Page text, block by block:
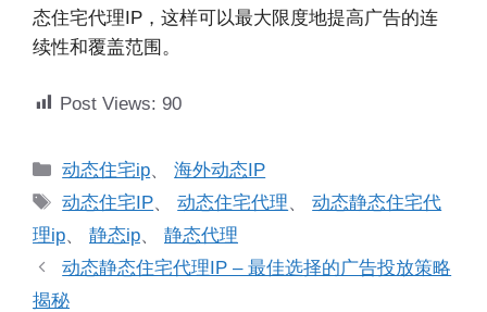
态住宅代理IP，这样可以最大限度地提高广告的连
续性和覆盖范围。
Post Views: 90
分
类
动态住宅ip、海外动态IP
标
动态住宅IP、动态住宅代理、动态静态住宅代
理ip、 静态ip、 静态代理
动态静态住宅代理IP – 最佳选择的广告投放策略
揭秘